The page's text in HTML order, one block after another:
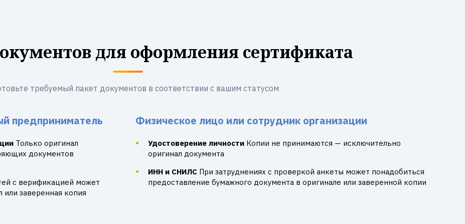
для оформления сертификата
требуемый пакет документов в соответствии с вашим статусом
предприниматель
Только оригинал
документов
с верификацией может
заверенная копия
Физическое лицо или сотрудник организации
Удостоверение личности Копии не принимаются — исключительно
оригинал документа
ИНН и СНИЛС При затруднениях с проверкой анкеты может понадобиться
предоставление бумажного документа в оригинале или заверенной копии